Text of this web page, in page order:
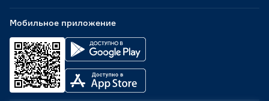
Мобильное приложение